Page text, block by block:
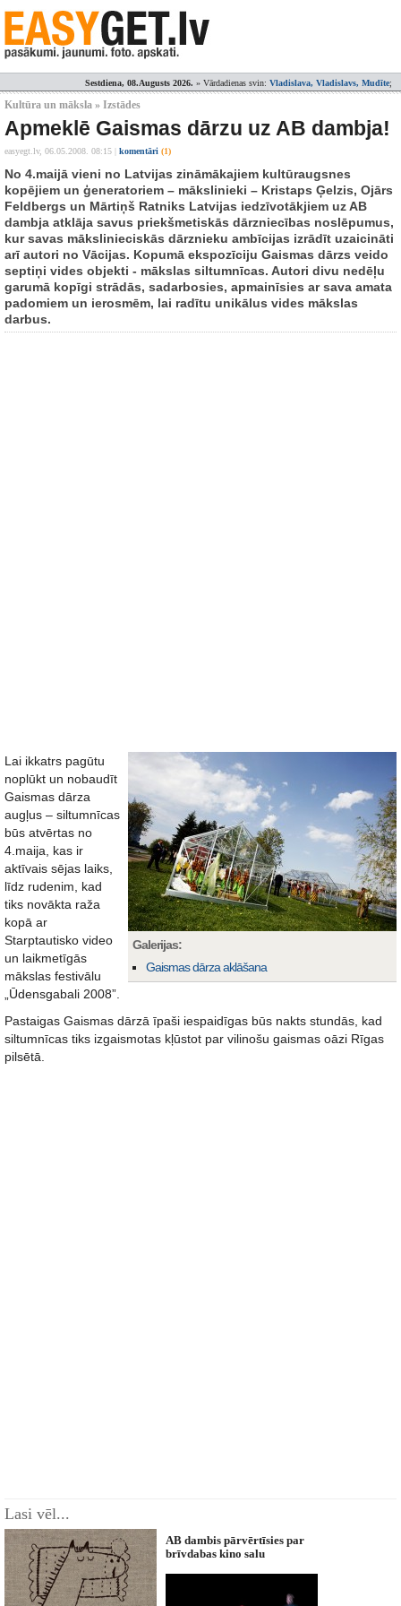
Sestdiena, 08.Augusts 2026. » Vārdadienas svin: Vladislava, Vladislavs, Mudīte;
Kultūra un māksla » Izstādes
Apmeklē Gaismas dārzu uz AB dambja!
easyegt.lv, 06.05.2008. 08:15 komentāri (1)
No 4.maijā vieni no Latvijas zināmākajiem kultūraugsnes
kopējiem un ģeneratoriem – mākslinieki – Kristaps Ģelzis, Ojārs
Feldbergs un Mārtiņš Ratniks Latvijas iedzīvotākjiem uz AB
dambja atklāja savus priekšmetiskās dārzniecības noslēpumus,
kur savas mākslinieciskās dārznieku ambīcijas izrādīt uzaicināti
arī autori no Vācijas. Kopumā ekspozīciju Gaismas dārzs veido
septiņi vides objekti - mākslas siltumnīcas. Autori divu nedēļu
garumā kopīgi strādās, sadarbosies, apmainīsies ar sava amata
padomiem un ierosmēm, lai radītu unikālus vides mākslas
darbus.
Galerijas:
Gaismas dārza aklāšana
Lai ikkatrs pagūtu
noplūkt un nobaudīt
Gaismas dārza
augļus – siltumnīcas
būs atvērtas no
4.maija, kas ir
aktīvais sējas laiks,
līdz rudenim, kad
tiks novākta raža
kopā ar
Starptautisko video
un laikmetīgās
mākslas festivālu
„Ūdensgabali 2008”.
Pastaigas Gaismas dārzā īpaši iespaidīgas būs nakts stundās, kad
siltumnīcas tiks izgaismotas kļūstot par vilinošu gaismas oāzi Rīgas
pilsētā.
Lasi vēl...
AB dambis pārvērtīsies par
brīvdabas kino salu